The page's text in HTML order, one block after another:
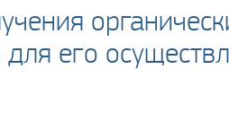
для его